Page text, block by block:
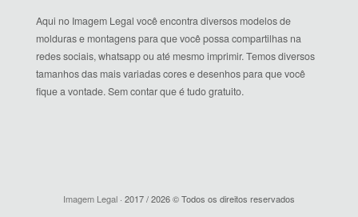
Aqui no Imagem Legal você encontra diversos modelos de
molduras e montagens para que você possa compartilhas na
redes sociais, whatsapp ou até mesmo imprimir. Temos diversos
tamanhos das mais variadas cores e desenhos para que você
fique a vontade. Sem contar que é tudo gratuito.
Imagem Legal · 2017 / 2026 © Todos os direitos reservados